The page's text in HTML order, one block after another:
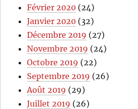
Février 2020 (24)
Janvier 2020 (32)
Décembre 2019 (27)
Novembre 2019 (24)
Octobre 2019 (22)
Septembre 2019 (26)
Août 2019 (29)
Juillet 2019 (26)